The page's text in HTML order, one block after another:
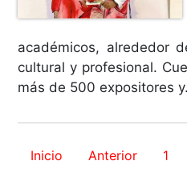
académicos, alrededor
cultural y profesional.
más de 500 expositores
Inicio Anterior 1